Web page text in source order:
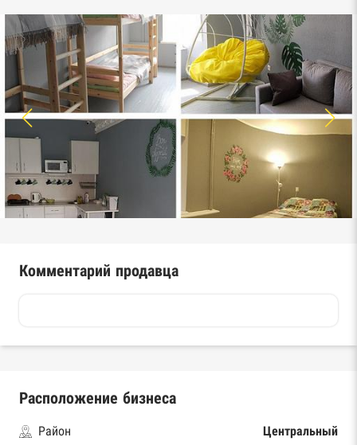
Комментарий продавца
Расположение бизнеса
Район
Центральный